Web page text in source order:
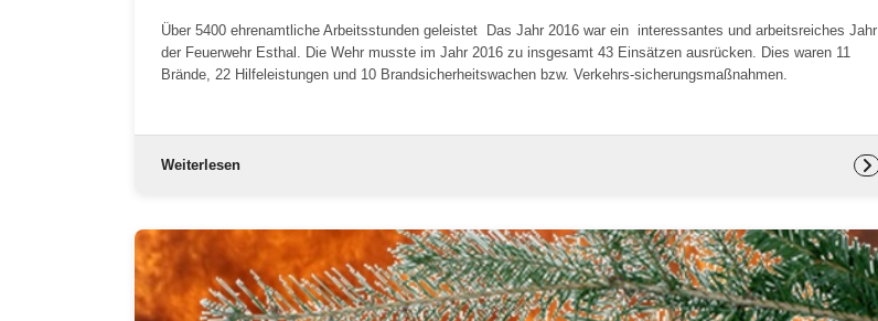
Über 5400 ehrenamtliche Arbeitsstunden geleistet Das Jahr 2016 war ein interessantes und arbeitsreiches Jahr
der Feuerwehr Esthal. Die Wehr musste im Jahr 2016 zu insgesamt 43 Einsätzen ausrücken. Dies waren 11
Brände, 22 Hilfeleistungen und 10 Brandsicherheitswachen bzw. Verkehrs-sicherungsmaßnahmen.
Weiterlesen